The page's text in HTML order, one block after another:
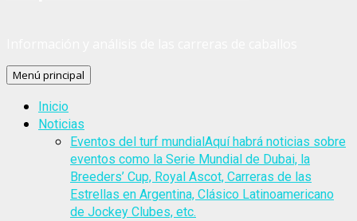
Menú principal
Inicio
Noticias
Eventos del turf mundialAquí habrá noticias sobre
eventos como la Serie Mundial de Dubai, la
Breeders’ Cup, Royal Ascot, Carreras de las
Estrellas en Argentina, Clásico Latinoamericano
de Jockey Clubes, etc.